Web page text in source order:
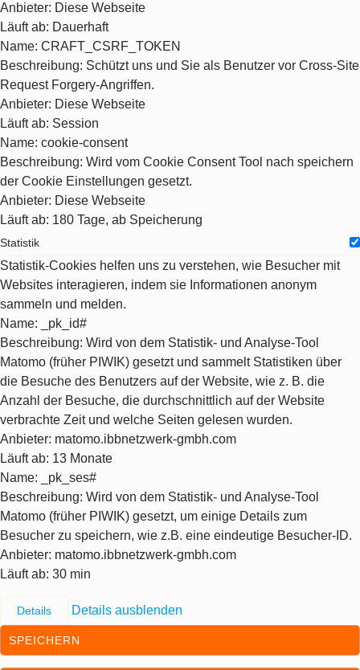
Anbieter: Diese Webseite
Läuft ab: Dauerhaft
Name: CRAFT_CSRF_TOKEN
Beschreibung: Schützt uns und Sie als Benutzer vor Cross-Site
Request Forgery-Angriffen.
Anbieter: Diese Webseite
Läuft ab: Session
Name: cookie-consent
Beschreibung: Wird vom Cookie Consent Tool nach speichern
der Cookie Einstellungen gesetzt.
Anbieter: Diese Webseite
Läuft ab: 180 Tage, ab Speicherung
Statistik
Statistik-Cookies helfen uns zu verstehen, wie Besucher mit
Websites interagieren, indem sie Informationen anonym
sammeln und melden.
Name: _pk_id#
Beschreibung: Wird von dem Statistik- und Analyse-Tool
Matomo (früher PIWIK) gesetzt und sammelt Statistiken über
die Besuche des Benutzers auf der Website, wie z. B. die
Anzahl der Besuche, die durchschnittlich auf der Website
verbrachte Zeit und welche Seiten gelesen wurden.
Anbieter: matomo.ibbnetzwerk-gmbh.com
Läuft ab: 13 Monate
Name: _pk_ses#
Beschreibung: Wird von dem Statistik- und Analyse-Tool
Matomo (früher PIWIK) gesetzt, um einige Details zum
Besucher zu speichern, wie z.B. eine eindeutige Besucher-ID.
Anbieter: matomo.ibbnetzwerk-gmbh.com
Läuft ab: 30 min
Details Details ausblenden
SPEICHERN